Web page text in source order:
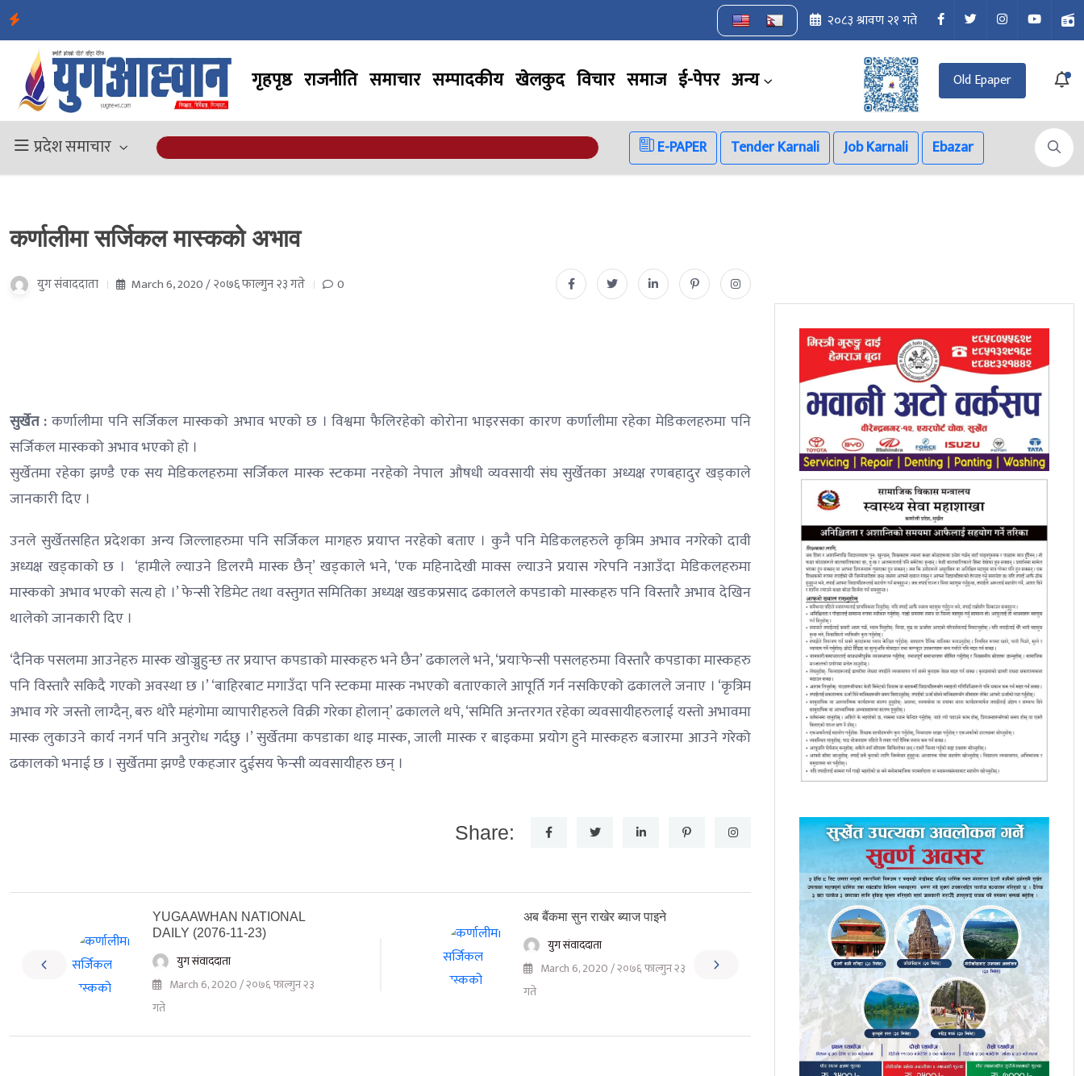
२०८३ श्रावण २१ गते
गृहपृष्ठ राजनीति समाचार सम्पादकीय खेलकुद विचार समाज ई-पेपर अन्य Old Epaper
प्रदेश समाचार E-PAPER Tender Karnali Job Karnali Ebazar
कर्णालीमा सर्जिकल मास्कको अभाव
युग संवाददाता March 6, 2020 / २०७६ फाल्गुन २३ गते 0
सुर्खेत : कर्णालीमा पनि सर्जिकल मास्कको अभाव भएको छ । विश्वमा फैलिरहेको कोरोना भाइरसका कारण कर्णालीमा रहेका मेडिकलहरुमा पनि
सर्जिकल मास्कको अभाव भएको हो ।
सुर्खेतमा रहेका झण्डै एक सय मेडिकलहरुमा सर्जिकल मास्क स्टकमा नरहेको नेपाल औषधी व्यवसायी संघ सुर्खेतका अध्यक्ष रणबहादुर खड्काले
जानकारी दिए ।
उनले सुर्खेतसहित प्रदेशका अन्य जिल्लाहरुमा पनि सर्जिकल मागहरु प्रयाप्त नरहेको बताए । कुनै पनि मेडिकलहरुले कृत्रिम अभाव नगरेको दावी
अध्यक्ष खड्काको छ । ‘हामीले ल्याउने डिलरमै मास्क छैन्’ खड्काले भने, ‘एक महिनादेखी माक्स ल्याउने प्रयास गरेपनि नआउँदा मेडिकलहरुमा
मास्कको अभाव भएको सत्य हो ।’ फेन्सी रेडिमेट तथा वस्तुगत समितिका अध्यक्ष खडकप्रसाद ढकालले कपडाको मास्कहरु पनि विस्तारै अभाव देखिन
थालेको जानकारी दिए ।
‘दैनिक पसलमा आउनेहरु मास्क खोज्नुहुन्छ तर प्रयाप्त कपडाको मास्कहरु भने छैन’ ढकालले भने, ‘प्रयाःफेन्सी पसलहरुमा विस्तारै कपडाका मास्कहरु
पनि विस्तारै सकिदै गएको अवस्था छ ।’ ‘बाहिरबाट मगाउँदा पनि स्टकमा मास्क नभएको बताएकाले आपूर्ति गर्न नसकिएको ढकालले जनाए । ‘कृत्रिम
अभाव गरे जस्तो लाग्दैन्, बरु थोरै महंगोमा व्यापारीहरुले विक्री गरेका होलान्’ ढकालले थपे, ‘समिति अन्तरगत रहेका व्यवसायीहरुलाई यस्तो अभावमा
मास्क लुकाउने कार्य नगर्न पनि अनुरोध गर्दछु ।’ सुर्खेतमा कपडाका थाइ मास्क, जाली मास्क र बाइकमा प्रयोग हुने मास्कहरु बजारमा आउने गरेको
ढकालको भनाई छ । सुर्खेतमा झण्डै एकहजार दुईसय फेन्सी व्यवसायीहरु छन् ।
Share:
YUGAAWHAN NATIONAL
DAILY (2076-11-23)
युग संवाददाता
March 6, 2020 / २०७६ फाल्गुन २३
गते
अब बैंकमा सुन राखेर ब्याज पाइने
युग संवाददाता
March 6, 2020 / २०७६ फाल्गुन २३
गते